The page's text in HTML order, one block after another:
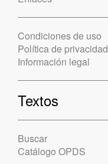
Condiciones de uso
Política de privacidad
Información legal
Textos
Buscar
Catálogo OPDS